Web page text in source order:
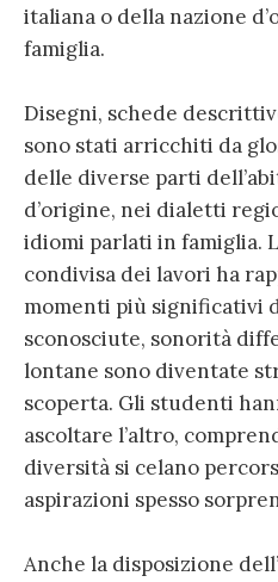
italiana o della nazione
famiglia.
Disegni, schede
sono stati arricchiti da
delle diverse parti
d’origine, nei dialetti
idiomi parlati in famiglia.
condivisa dei lavori ha
momenti più significativi
sconosciute, sonorità
lontane sono diventate
scoperta. Gli studenti
ascoltare l’altro,
diversità si celano
aspirazioni spesso
Anche la disposizione